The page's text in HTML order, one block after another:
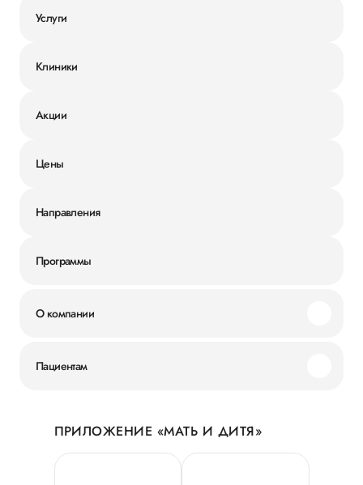
Услуги
Клиники
Акции
Цены
Направления
Программы
О компании
Новости
Руководство
Пациентам
Личный кабинет
Персональные данные
ПРИЛОЖЕНИЕ «МАТЬ И ДИТЯ»